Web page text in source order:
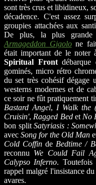
sont très crus et libidineux,
décadence. C'est assez
groupies attachées aux
De plus, la plus grande
Armageddon Gigolone fait
était important de le noter
Spiritual Frontdébarque
gominés, micro rétro
du set très cohésif dégage
westerns modernes et de
ce soir ne fût pratiquement
Bastard Angel, I Walk the
Cruisin', Ragged Bedet No
bon split Satyriasis :
avecSong for the Old Man
Cold Coffin de Bedtime /
reconnu We Could Fail
Calypso Inferno. Toutefois
rappel malgré l'insistance
avares.